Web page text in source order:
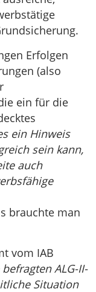
Erfolgen
(also
ein für die
ein Hinweis
sein kann,
auch
brauchte man
vom IAB
befragten ALG-II-
Situation